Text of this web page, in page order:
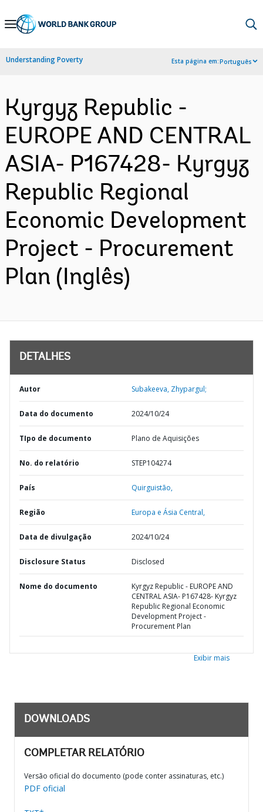
Skip
Navigation
Understanding Poverty Esta página em:Português
Kyrgyz Republic -
EUROPE AND CENTRAL
ASIA- P167428- Kyrgyz
Republic Regional
Economic Development
Project - Procurement
Plan (Inglês)
DETALHES
Autor Subakeeva, Zhypargul;
Data do documento 2024/10/24
TIpo de documento Plano de Aquisições
No. do relatório STEP104274
País Quirguistão,
Região Europa e Ásia Central,
Data de divulgação 2024/10/24
Disclosure Status Disclosed
Nome do documento
Kyrgyz Republic - EUROPE AND
CENTRAL ASIA- P167428- Kyrgyz
Republic Regional Economic
Development Project -
Procurement Plan
Exibir mais
DOWNLOADS
COMPLETAR RELATÓRIO
Versão oficial do documento (pode conter assinaturas, etc.)
PDF oficial